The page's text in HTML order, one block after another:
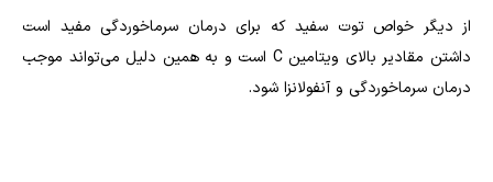
از دیگر خواص توت سفید که برای درمان سرماخوردگی مفید است
داشتن مقادیر بالای ویتامینC است و به همین دلیل می‌تواند موجب
درمان سرماخوردگی و آنفولانزا شود.